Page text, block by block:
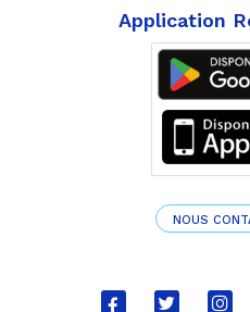
Application
NOUS